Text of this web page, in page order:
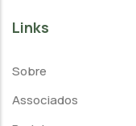
Links
Sobre
Associados